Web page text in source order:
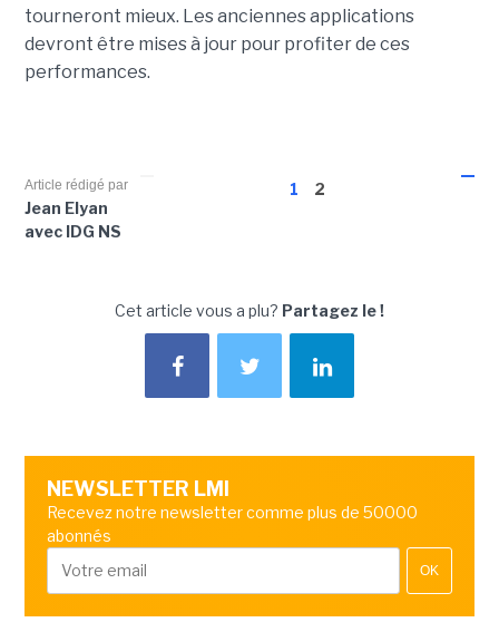
tourneront mieux. Les anciennes applications
devront être mises à jour pour profiter de ces
performances.
1 2
Article rédigé par
Jean Elyan
avec IDG NS
Cet article vous a plu? Partagez le !
NEWSLETTER LMI
Recevez notre newsletter comme plus de 50000
abonnés
OK